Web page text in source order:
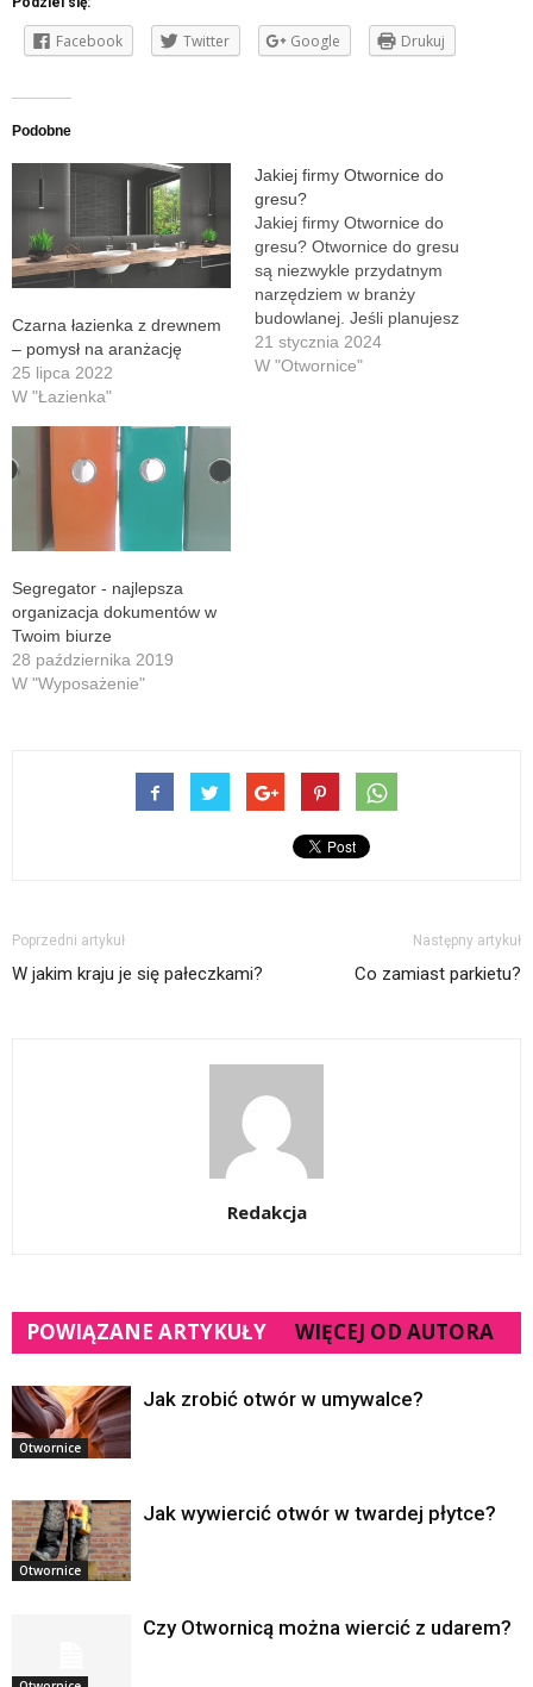
Facebook Twitter Google Drukuj
Podobne
Czarna łazienka z drewnem
– pomysł na aranżację
25 lipca 2022
W "Łazienka"
Jakiej firmy Otwornice do
gresu?
Jakiej firmy Otwornice do
gresu? Otwornice do gresu
są niezwykle przydatnym
narzędziem w branży
budowlanej. Jeśli planujesz
przeprowadzić prace
związane z układaniem
21 stycznia 2024
W "Otwornice"
Segregator - najlepsza
organizacja dokumentów w
Twoim biurze
28 października 2019
W "Wyposażenie"
Poprzedni artykuł
W jakim kraju je się pałeczkami?
Następny artykuł
Co zamiast parkietu?
Redakcja
POWIĄZANE ARTYKUŁY WIĘCEJ OD AUTORA
Otwornice
Jak zrobić otwór w umywalce?
Otwornice
Jak wywiercić otwór w twardej płytce?
Czy Otwornicą można wiercić z udarem?